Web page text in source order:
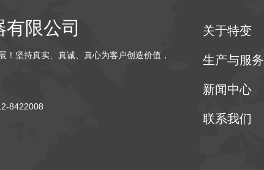
限公司
！坚持真实、真诚、真心为客户创造价值，
8422008
关于特变
生产与服务
新闻中心
联系我们